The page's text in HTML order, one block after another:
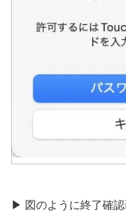
▶︎ 図のように終了確